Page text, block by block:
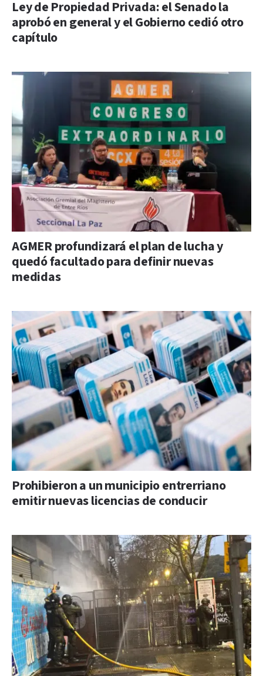
Ley de Propiedad Privada: el Senado la
aprobó en general y el Gobierno cedió otro
capítulo
AGMER profundizará el plan de lucha y
quedó facultado para definir nuevas
medidas
Prohibieron a un municipio entrerriano
emitir nuevas licencias de conducir